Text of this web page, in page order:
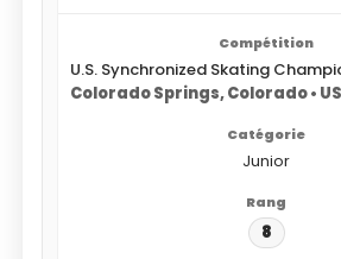
U.S. Synchronized Skating
Colorado Springs, Colorado •
Junior
8